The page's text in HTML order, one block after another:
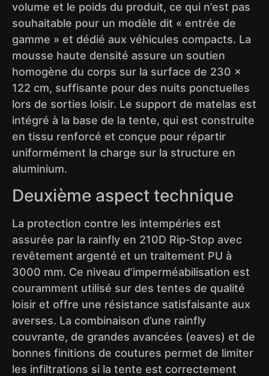
volume et le poids du produit, ce qui n’est pas
souhaitable pour un modèle dit « entrée de
gamme » et dédié aux véhicules compacts. La
mousse haute densité assure un soutien
homogène du corps sur la surface de 230 ×
122 cm, suffisante pour des nuits ponctuelles
lors de sorties loisir. Le support de matelas est
intégré à la base de la tente, qui est construite
en tissu renforcé et conçue pour répartir
uniformément la charge sur la structure en
aluminium.
Deuxième aspect technique
La protection contre les intempéries est
assurée par la rainfly en 210D Rip‑Stop avec
revêtement argenté et un traitement PU à
3000 mm. Ce niveau d’imperméabilisation est
couramment utilisé sur des tentes de qualité
loisir et offre une résistance satisfaisante aux
averses. La combinaison d’une rainfly
couvrante, de grandes avancées (eaves) et de
bonnes finitions de coutures permet de limiter
les infiltrations si la tente est correctement